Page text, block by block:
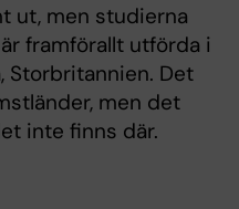
ut, men studierna
framförallt utförda i
Storbritannien. Det
men det
inte finns där.